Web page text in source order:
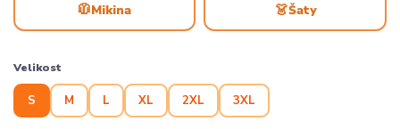
🧥Mikina 👗Šaty
Velikost
S M L XL 2XL 3XL